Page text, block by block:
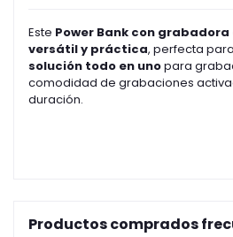
Este Power Bank con grabadora
versátil y práctica, perfecta
solución todo en unopara
comodidad de grabaciones
duración.
Productos comprados